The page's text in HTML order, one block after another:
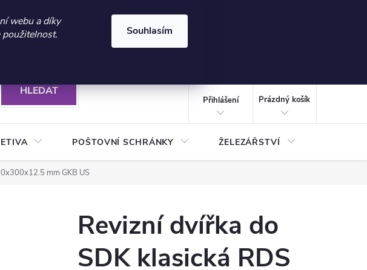
do 21.9.2026 ⏰ | Kód: LÉTO2026
webu a díky
Souhlasím
osobních údajů
HLEDAT
Přihlášení
KOŠÍK
Prázdný košík
POŠTOVNÍ SCHRÁNKY ŽELEZÁŘSTVÍ
mm GKB US
Revizní dvířka do
SDK klasická RDS